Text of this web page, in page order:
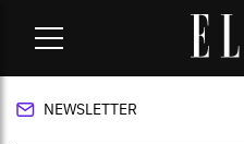
O sucesso de
NEWSLETTER